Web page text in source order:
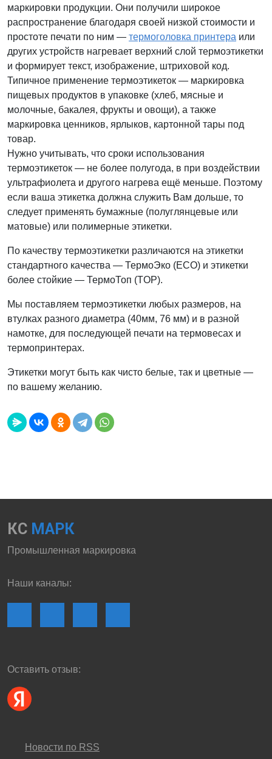
маркировки продукции. Они получили широкое
распространение благодаря своей низкой стоимости и
простоте печати по ним — термоголовка принтера или
других устройств нагревает верхний слой термоэтикетки
и формирует текст, изображение, штриховой код.
Типичное применение термоэтикеток — маркировка
пищевых продуктов в упаковке (хлеб, мясные и
молочные, бакалея, фрукты и овощи), а также
маркировка ценников, ярлыков, картонной тары под
товар.
Нужно учитывать, что сроки использования
термоэтикеток — не более полугода, в при воздействии
ультрафиолета и другого нагрева ещё меньше. Поэтому
если ваша этикетка должна служить Вам дольше, то
следует применять бумажные (полуглянцевые или
матовые) или полимерные этикетки.
По качеству термоэтикетки различаются на этикетки
стандартного качества — ТермоЭко (ECO) и этикетки
более стойкие — ТермоТоп (TOP).
Мы поставляем термоэтикетки любых размеров, на
втулках разного диаметра (40мм, 76 мм) и в разной
намотке, для последующей печати на термовесах и
термопринтерах.
Этикетки могут быть как чисто белые, так и цветные —
по вашему желанию.
КС МАРК
Промышленная маркировка
Наши каналы:
Оставить отзыв:
Новости по RSS